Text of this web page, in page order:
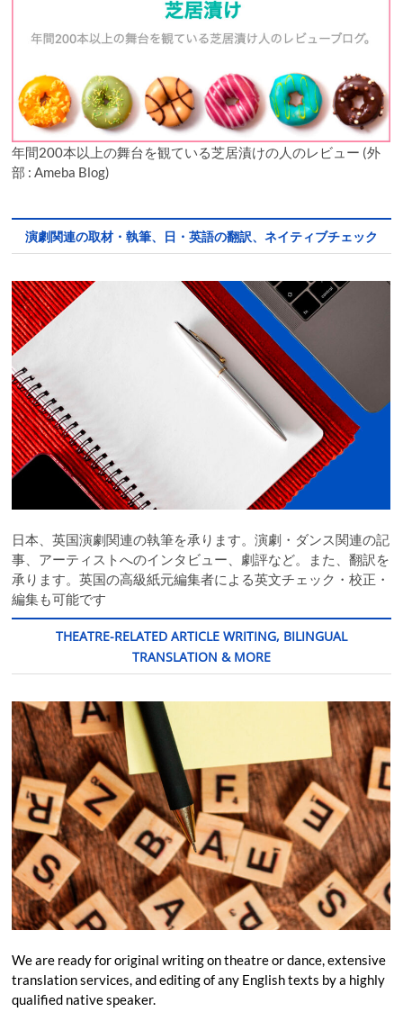
年間200本以上の舞台を観ている芝居漬けの人のレビュー (外
部 : Ameba Blog)
演劇関連の取材・執筆、日・英語の翻訳、ネイティブチェック
日本、英国演劇関連の執筆を承ります。演劇・ダンス関連の記
事、アーティストへのインタビュー、劇評など。また、翻訳を
承ります。英国の高級紙元編集者による英文チェック・校正・
編集も可能です
THEATRE-RELATED ARTICLE WRITING, BILINGUAL
TRANSLATION & MORE
We are ready for original writing on theatre or dance, extensive
translation services, and editing of any English texts by a highly
qualified native speaker.